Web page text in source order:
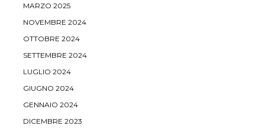
MARZO 2025
NOVEMBRE 2024
OTTOBRE 2024
SETTEMBRE 2024
LUGLIO 2024
GIUGNO 2024
GENNAIO 2024
DICEMBRE 2023